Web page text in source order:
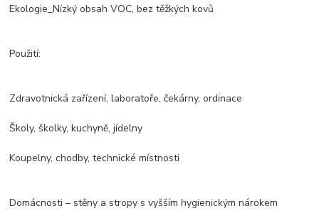
Ekologie_Nízký obsah VOC, bez těžkých kovů
Použití:
Zdravotnická zařízení, laboratoře, čekárny, ordinace
Školy, školky, kuchyně, jídelny
Koupelny, chodby, technické místnosti
Domácnosti – stěny a stropy s vyšším hygienickým nárokem